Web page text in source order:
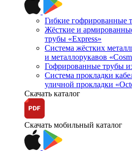
Гибкие гофрированные
Жёсткие и
трубы «Express»
Система жёстких
и металлорукавов
Гофрированные трубы
Система прокладки
уличной прокладки
Скачать каталог
Скачать мобильный каталог